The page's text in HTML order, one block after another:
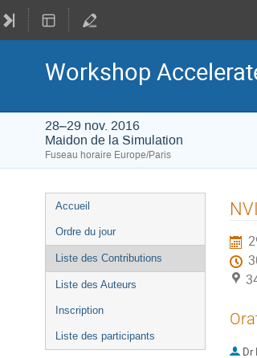
Workshop
28–29 nov. 2016
Maidon de la Simulation
Fuseau horaire Europe/Paris
Menu
de
l'événement
Accueil
Ordre du jour
Liste des Contributions
Liste des Auteurs
Inscription
Liste des participants
Dr